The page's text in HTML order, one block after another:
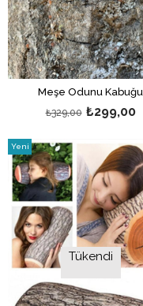
Meşe Odunu Kabuğu
₺299,00
₺329,00
Tükendi
Yeni
Ürün